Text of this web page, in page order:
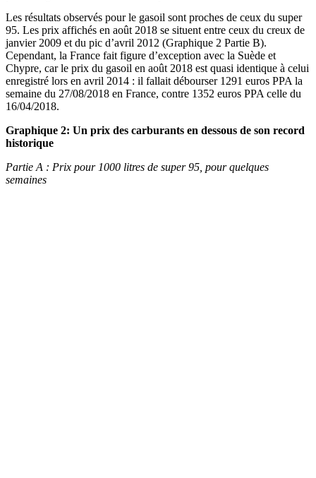
Les résultats observés pour le gasoil sont proches de ceux du super
95. Les prix affichés en août 2018 se situent entre ceux du creux de
janvier 2009 et du pic d’avril 2012 (Graphique 2 Partie B).
Cependant, la France fait figure d’exception avec la Suède et
Chypre, car le prix du gasoil en août 2018 est quasi identique à celui
enregistré lors en avril 2014 : il fallait débourser 1291 euros PPA la
semaine du 27/08/2018 en France, contre 1352 euros PPA celle du
16/04/2018.
Graphique 2: Un prix des carburants en dessous de son record
historique
Partie A : Prix pour 1000 litres de super 95, pour quelques
semaines